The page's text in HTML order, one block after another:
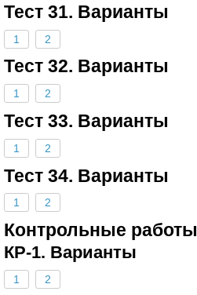
Тест 31. Варианты
1 2
Тест 32. Варианты
1 2
Тест 33. Варианты
1 2
Тест 34. Варианты
1 2
Контрольные работы
КР-1. Варианты
1 2